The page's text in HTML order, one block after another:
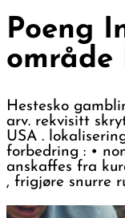
Poeng
område
Hestesko
arv. rekvisitt
USA .
forbedring : •
anskaffes fra
, frigjøre snurre